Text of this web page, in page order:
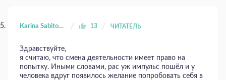
Karina Sabitova 13 ЧИТАТЕЛЬ
Здравствуйте,
я считаю, что смена деятельности имеет право на
попытку. Иными словами, рас уж импульс пошёл и у
человека вдруг появилось желание попробовать себя в